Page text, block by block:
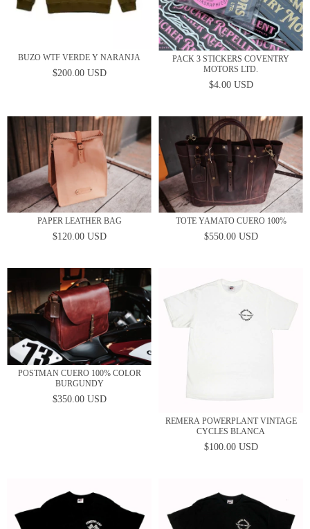
BUZO WTF VERDE Y NARANJA
$200.00 USD
PACK 3 STICKERS COVENTRY
MOTORS LTD.
$4.00 USD
PAPER LEATHER BAG
$120.00 USD
TOTE YAMATO CUERO 100%
$550.00 USD
POSTMAN CUERO 100% COLOR
BURGUNDY
$350.00 USD
REMERA POWERPLANT VINTAGE
CYCLES BLANCA
$100.00 USD